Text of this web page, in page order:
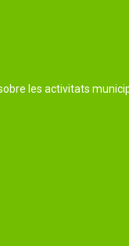
les activitats